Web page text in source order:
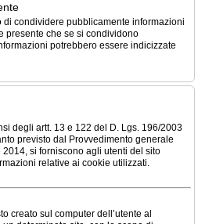
di condividere pubblicamente informazioni
presente che se si condividono
potrebbero essere indicizzate
degli artt. 13 e 122 del D. Lgs. 196/2003
previsto dal Provvedimento generale
si forniscono agli utenti del sito
relative ai cookie utilizzati.
creato sul computer dell’utente al